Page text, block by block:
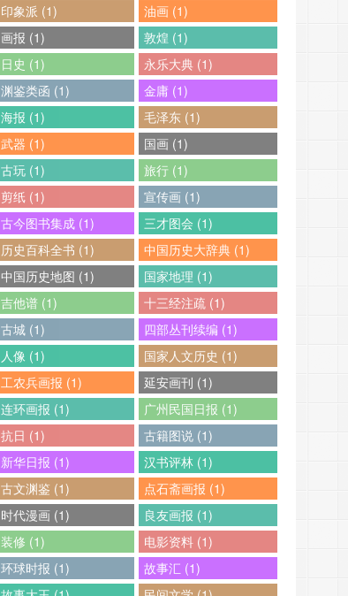
印象派 (1)
油画 (1)
画报 (1)
敦煌 (1)
日史 (1)
永乐大典 (1)
渊鉴类函 (1)
金庸 (1)
海报 (1)
毛泽东 (1)
武器 (1)
国画 (1)
古玩 (1)
旅行 (1)
剪纸 (1)
宣传画 (1)
古今图书集成 (1)
三才图会 (1)
历史百科全书 (1)
中国历史大辞典 (1)
中国历史地图 (1)
国家地理 (1)
吉他谱 (1)
十三经注疏 (1)
古城 (1)
四部丛刊续编 (1)
人像 (1)
国家人文历史 (1)
工农兵画报 (1)
延安画刊 (1)
连环画报 (1)
广州民国日报 (1)
抗日 (1)
古籍图说 (1)
新华日报 (1)
汉书评林 (1)
古文渊鉴 (1)
点石斋画报 (1)
时代漫画 (1)
良友画报 (1)
装修 (1)
电影资料 (1)
环球时报 (1)
故事汇 (1)